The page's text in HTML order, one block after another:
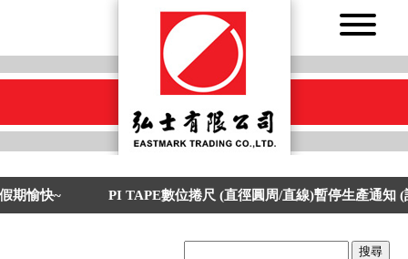
期愉快~ PI TAPE數位捲尺 (直徑圓周/直線)暫停生產通知
搜尋